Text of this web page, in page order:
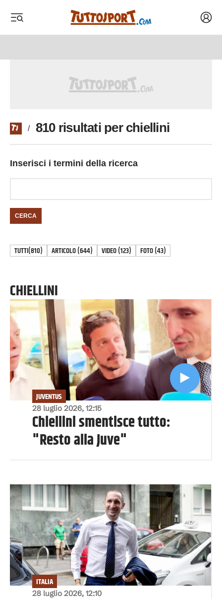
/ 810 risultati per chiellini
Inserisci i termini della ricerca
CERCA
TUTTI(810) ARTICOLO(644) VIDEO(123) FOTO(43)
CHIELLINI
28 luglio 2026, 12:15
JUVENTUS
Chiellini smentisce tutto:
"Resto alla Juve"
28 luglio 2026, 12:10
ITALIA